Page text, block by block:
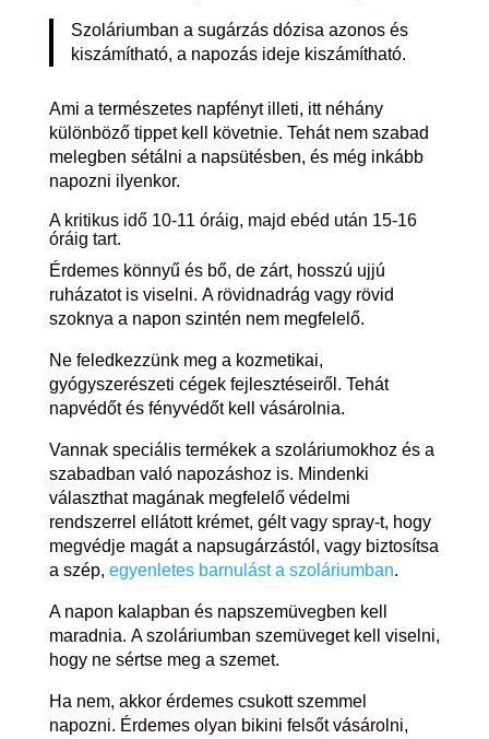
Szoláriumban a sugárzás dózisa azonos és
kiszámítható, a napozás ideje kiszámítható.
Ami a természetes napfényt illeti, itt néhány
különböző tippet kell követnie. Tehát nem szabad
melegben sétálni a napsütésben, és még inkább
napozni ilyenkor.
A kritikus idő 10-11 óráig, majd ebéd után 15-16
óráig tart.
Érdemes könnyű és bő, de zárt, hosszú ujjú
ruházatot is viselni. A rövidnadrág vagy rövid
szoknya a napon szintén nem megfelelő.
Ne feledkezzünk meg a kozmetikai,
gyógyszerészeti cégek fejlesztéseiről. Tehát
napvédőt és fényvédőt kell vásárolnia.
Vannak speciális termékek a szoláriumokhoz és a
szabadban való napozáshoz is. Mindenki
választhat magának megfelelő védelmi
rendszerrel ellátott krémet, gélt vagy spray-t, hogy
megvédje magát a napsugárzástól, vagy biztosítsa
a szép, egyenletes barnulást a szoláriumban.
A napon kalapban és napszemüvegben kell
maradnia. A szoláriumban szemüveget kell viselni,
hogy ne sértse meg a szemet.
Ha nem, akkor érdemes csukott szemmel
napozni. Érdemes olyan bikini felsőt vásárolni,